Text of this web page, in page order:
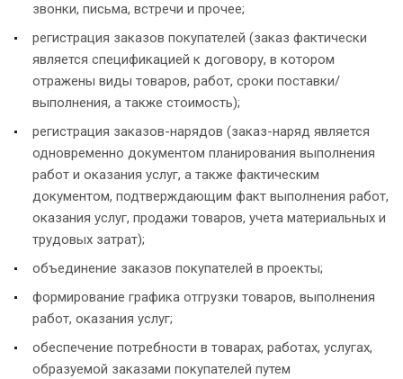
звонки, письма, встречи и прочее;
регистрация заказов покупателей (заказ фактически
является спецификацией к договору, в котором
отражены виды товаров, работ, сроки поставки/
выполнения, а также стоимость);
регистрация заказов-нарядов (заказ-наряд является
одновременно документом планирования выполнения
работ и оказания услуг, а также фактическим
документом, подтверждающим факт выполнения работ,
оказания услуг, продажи товаров, учета материальных и
трудовых затрат);
объединение заказов покупателей в проекты;
формирование графика отгрузки товаров, выполнения
работ, оказания услуг;
обеспечение потребности в товарах, работах, услугах,
образуемой заказами покупателей путем